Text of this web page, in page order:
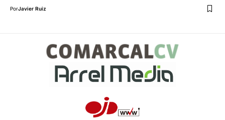
PorJavier Ruiz